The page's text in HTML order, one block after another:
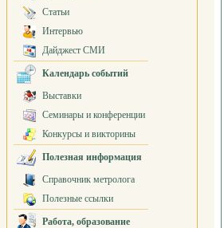
Статьи
Интервью
Дайджест СМИ
Календарь событий
Выставки
Семинары и конференции
Конкурсы и викторины
Полезная информация
Справочник метролога
Полезные ссылки
Работа, образование